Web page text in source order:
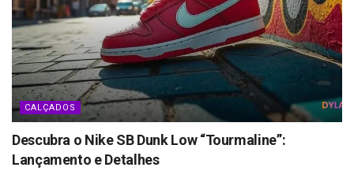
CALÇADOS
Descubra o Nike SB Dunk Low “Tourmaline”:
Lançamento e Detalhes